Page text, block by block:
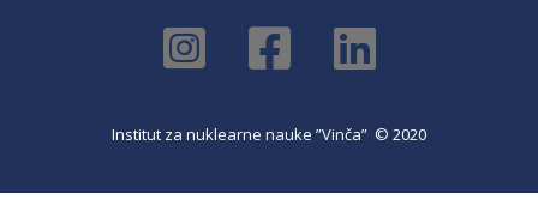
Institut za nuklearne nauke ”Vinča” © 2020